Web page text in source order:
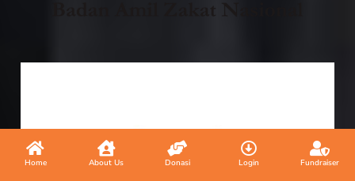
Home About Us Donasi Login Fundraiser